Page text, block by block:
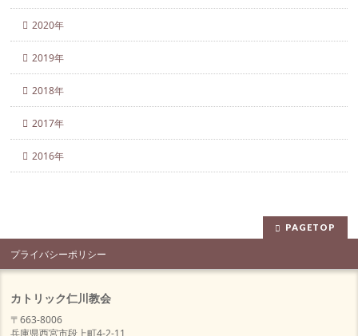
2020年
2019年
2018年
2017年
2016年
PAGETOP
プライバシーポリシー
カトリック仁川教会
〒663-8006
兵庫県西宮市段上町4-2-11